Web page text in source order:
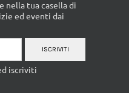
nella tua casella di
ed eventi dai
ISCRIVITI
iscriviti